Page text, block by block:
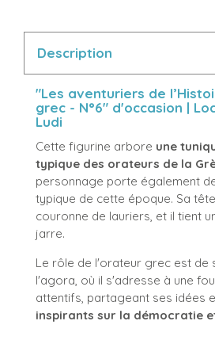
Description
"Les aventuriers de
grec - N°6" d'occasion |
Ludi
Cette figurine arbore une
typique des orateurs de la
personnage porte également
typique de cette époque. Sa
couronne de lauriers, et il tient
jarre.
Le rôle de l'orateur grec est de
l'agora, où il s'adresse à une
attentifs, partageant ses idées
inspirants sur la démocratie